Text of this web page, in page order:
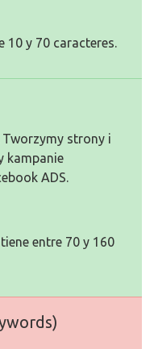
10 y 70 caracteres.
Tworzymy strony i
kampanie
ADS.
entre 70 y 160